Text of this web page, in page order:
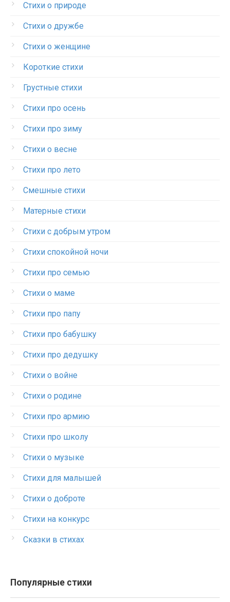
Стихи о природе
Стихи о дружбе
Стихи о женщине
Короткие стихи
Грустные стихи
Стихи про осень
Стихи про зиму
Стихи о весне
Стихи про лето
Смешные стихи
Матерные стихи
Стихи с добрым утром
Стихи спокойной ночи
Стихи про семью
Стихи о маме
Стихи про папу
Стихи про бабушку
Стихи про дедушку
Стихи о войне
Стихи о родине
Стихи про армию
Стихи про школу
Стихи о музыке
Стихи для малышей
Стихи о доброте
Стихи на конкурс
Сказки в стихах
Популярные стихи